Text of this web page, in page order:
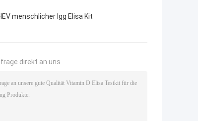
menschlicher Igg Elisa Kit
direkt an uns